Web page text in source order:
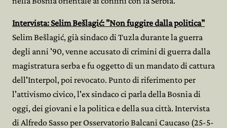
Intervista: Selim Bešlagić: "Non fuggire dalla politica"
Selim Bešlagić, già sindaco di Tuzla durante la guerra
degli anni '90, venne accusato di crimini di guerra dalla
magistratura serba e fu oggetto di un mandato di cattura
dell'Interpol, poi revocato. Punto di riferimento per
l'attivismo civico, l'ex sindaco ci parla della Bosnia di
oggi, dei giovani e la politica e della sua città. Intervista
di Alfredo Sasso per Osservatorio Balcani Caucaso (25-5-